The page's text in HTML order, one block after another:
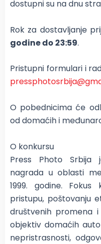
dostupni su na dnu
Rok za dostavljanje
godine do 23:59.
Pristupni formulari i
O pobednicima će
od domaćih i
O konkursu
Press Photo Srbija
nagrada u oblasti
1999. godine.
pristupu, poštovanju
društvenih promena
objektiv domaćih
nepristrasnosti,